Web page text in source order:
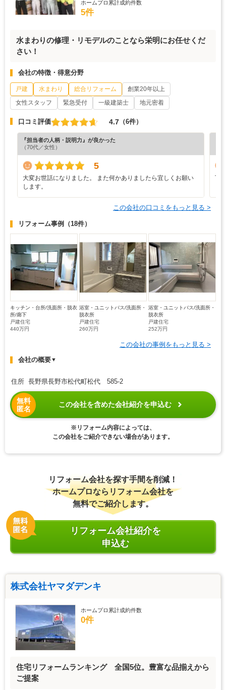
ホームプロ累計成約件数
5件
水まわりの修理・リモデルのことなら栄明にお任せくだ
さい！
会社の特徴・得意分野
戸建 水まわり 総合リフォーム
創業20年以上
女性スタッフ
緊急受付 一級建築士 地元密着
口コミ評価 4.7 （6件）
『担当者の人柄・説明力』が良かった
（70代／女性）
5
大変お世話になりました。 また何かありましたら宜しくお願い
します。
丁
この会社の口コミをもっと見る >
リフォーム事例 （18件）
キッチン・台所/洗面所・脱衣
所/廊下
戸建住宅
440万円
浴室・ユニットバス/洗面所・
脱衣所
戸建住宅
260万円
浴室・ユニットバス/洗面所・
脱衣所
戸建住宅
252万円
この会社の事例をもっと見る >
会社の概要▼
住所 長野県長野市松代町松代 585-2
無料
匿名
この会社を含めた会社紹介を申込む
※リフォーム内容によっては、
この会社をご紹介できない場合があります。
リフォーム会社を探す手間を削減！
ホームプロならリフォーム会社を
無料でご紹介します。
リフォーム会社紹介を
申込む
株式会社ヤマダデンキ
ホームプロ累計成約件数
0件
住宅リフォームランキング 全国5位。豊富な品揃えから
ご提案